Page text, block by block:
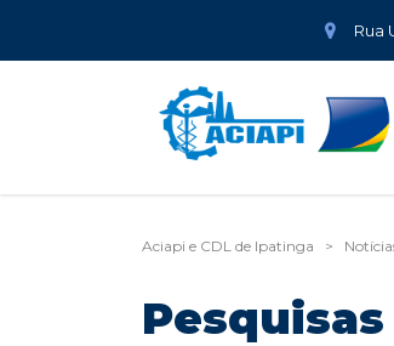
Rua
Aciapi e CDL de Ipatinga >
Pesquisas